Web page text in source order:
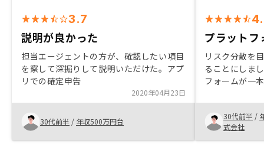
3.7
説明が良かった
担当エージェントの方が、確認したい項目
を察して深掘りして説明いただけた。アプ
リでの確定申告
2020年04月23日
30代前半 / 年収500万円台
プラットフ
リスク分散を
ることにしま
フォームが一
した。担当の
ーズにお話を
す。
30代前半 /
式会社